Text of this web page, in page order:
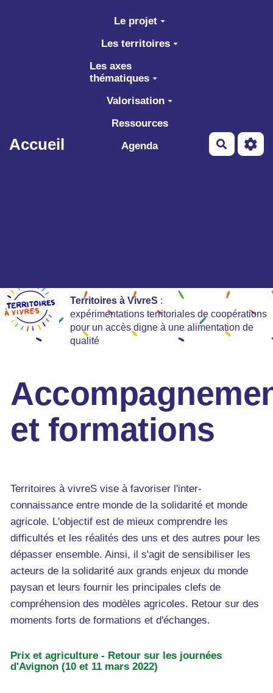
Aller au contenu principal
Accueil
Le projet
Les territoires
Les axes
thématiques
Valorisation
Ressources
Agenda
Territoires à VivreS :
expérimentations territoriales de coopérations
pour un accès digne à une alimentation de
qualité
et formations
Territoires à vivreS vise à favoriser l'inter-
connaissance entre monde de la solidarité et monde
agricole. L'objectif est de mieux comprendre les
difficultés et les réalités des uns et des autres pour les
dépasser ensemble. Ainsi, il s'agit de sensibiliser les
acteurs de la solidarité aux grands enjeux du monde
paysan et leurs fournir les principales clefs de
compréhension des modèles agricoles. Retour sur des
moments forts de formations et d'échanges.
Prix et agriculture - Retour sur les journées
d'Avignon (10 et 11 mars 2022)